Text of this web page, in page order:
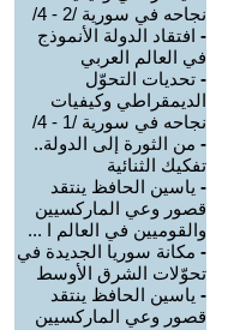
نجاحه في سورية /2 - 4/
- افتقاد الدولة الأنموذج
في العالم العربي
- تحديات التحوّل
الديمقراطي وكيفيات
نجاحه في سورية /1 - 4/
- من الثورة إلى الدولة..
تفكيك الثنائية
- ياسين الحافظ ينتقد
قصور وعي الماركسيين
والقوميين في العالم ا ...
- مكانة سوريا الجديدة في
تحوّلات الشرق الأوسط
- ياسين الحافظ ينتقد
قصور وعي الماركسيين